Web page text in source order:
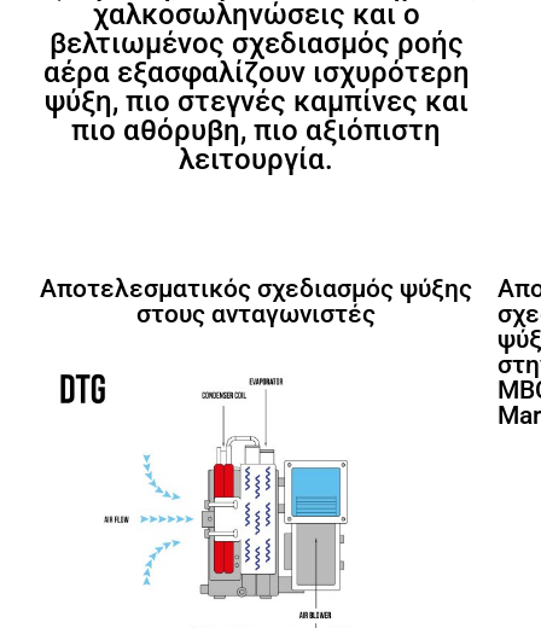
Σωλήνας
θαλασσινού
νερού
Διάμετρος
mm 16
* Σημείωση: Η κατανάλωση ισχύος DC
ποικίλλει ανάλογα με τη θερμοκρασία του
θαλασσινού νερού, την υγρασία, την ποιότητα
χαλκοσωληνώσεις και ο
βελτιωμένος σχεδιασμός ροής
αέρα εξασφαλίζουν ισχυρότερη
ψύξη, πιο στεγνές καμπίνες και
πιο αθόρυβη, πιο αξιόπιστη
λειτουργία.
Αποτελεσματικός σχεδιασμός ψύξης
στους ανταγωνιστές